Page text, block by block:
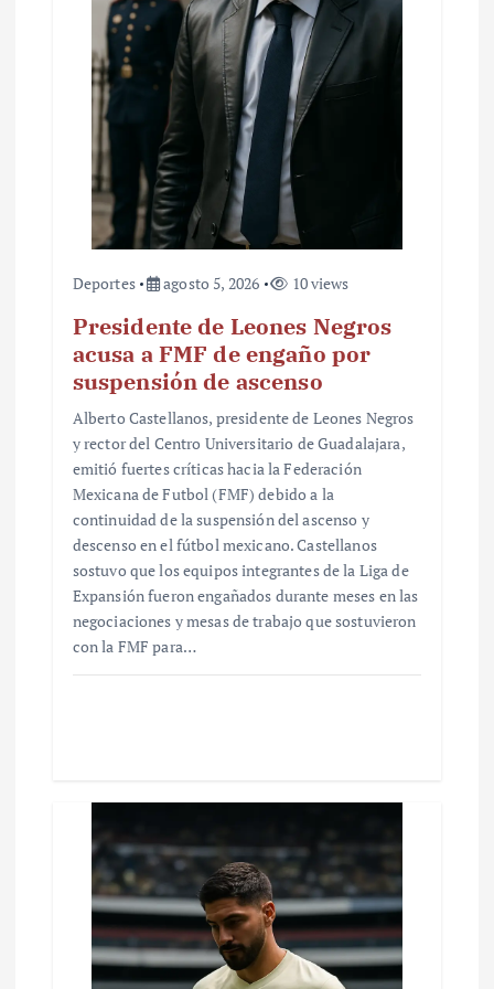
Deportes agosto 5, 2026 10 views
Presidente de Leones Negros
acusa a FMF de engaño por
suspensión de ascenso
Alberto Castellanos, presidente de Leones Negros
y rector del Centro Universitario de Guadalajara,
emitió fuertes críticas hacia la Federación
Mexicana de Futbol (FMF) debido a la
continuidad de la suspensión del ascenso y
descenso en el fútbol mexicano. Castellanos
sostuvo que los equipos integrantes de la Liga de
Expansión fueron engañados durante meses en las
negociaciones y mesas de trabajo que sostuvieron
con la FMF para…